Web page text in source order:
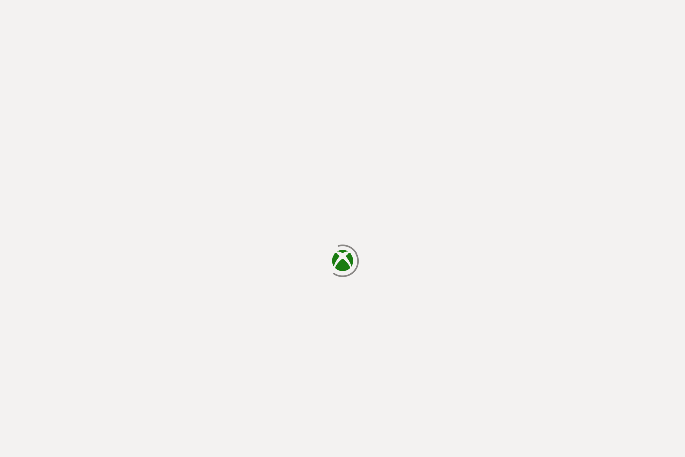
يتم الآن التحميل